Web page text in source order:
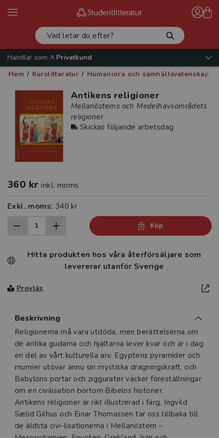
Handlar som:
Privatkund
Hem / Kurslitteratur / Humaniora och samhällsvetenskap
Antikens religioner
Mellanösterns och Medelhavsområdets
religioner
Skickas följande arbetsdag
360 kr inkl. moms
Exkl. moms: 340 kr
Köp
Hitta produkten hos våra återförsäljare som
levererar utanför Sverige
Provläs
Beskrivning
Beskrivning
Religionerna må vara utdöda, men berättelserna om
de antika gudarna och hjältarna lever kvar och är i dag
en del av vårt kulturella arv. Egyptens pyramider och
mumier utövar ännu sin mystiska dragningskraft, och
Babylons portar och ziggurater väcker föreställningar
om en civilisation bortom Bibelns historier.
Antikens religioner är rikt illustrerad i färg. Ingvild
Sælid Gilhus och Einar Thomassen tar oss tillbaka till
de äldsta civi-lisationerna i Mellanöstern –